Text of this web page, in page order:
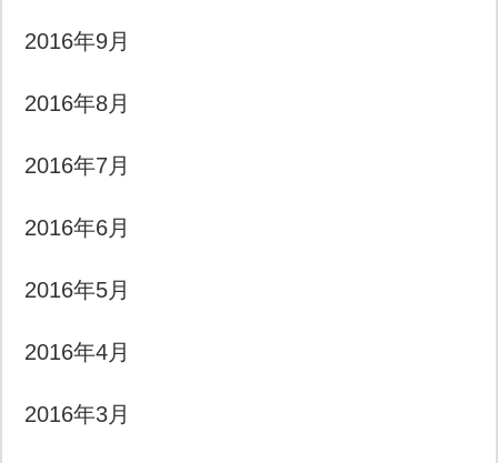
2016年9月
2016年8月
2016年7月
2016年6月
2016年5月
2016年4月
2016年3月